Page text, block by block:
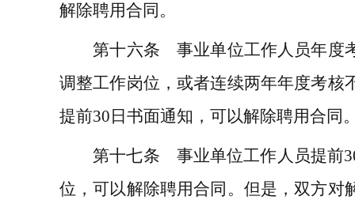
解除聘用合同。
第十六条 事业单位工作人员年度
调整工作岗位，或者连续两年年度考核
提前30 日书面通知，可以解除聘用合同
第十七条 事业单位工作人员提前
位，可以解除聘用合同。但是，双方对